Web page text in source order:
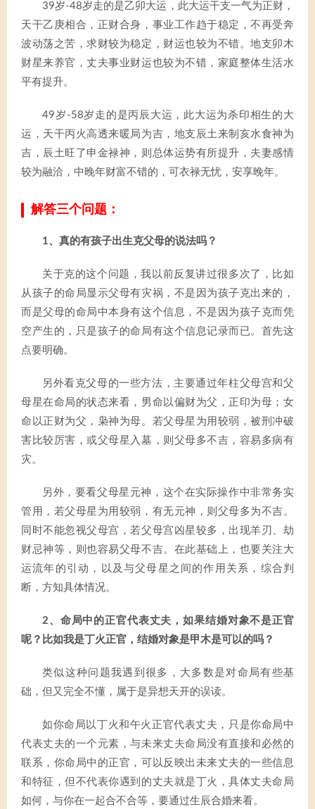
39岁-48岁走的是乙卯大运，此大运干支一气为正财，
天干乙庚相合，正财合身，事业工作趋于稳定，不再受奔
波动荡之苦，求财较为稳定，财运也较为不错。地支卯木
财星来养官，丈夫事业财运也较为不错，家庭整体生活水
平有提升。
49岁-58岁走的是丙辰大运，此大运为杀印相生的大
运，天干丙火高透来暖局为吉，地支辰土来制亥水食神为
吉，辰土旺了申金禄神，则总体运势有所提升，夫妻感情
较为融洽，中晚年财富不错的，可衣禄无忧，安享晚年。
解答三个问题：
1、真的有孩子出生克父母的说法吗？
关于克的这个问题，我以前反复讲过很多次了，比如
从孩子的命局显示父母有灾祸，不是因为孩子克出来的，
而是父母的命局中本身有这个信息，不是因为孩子克而凭
空产生的，只是孩子的命局有这个信息记录而已。首先这
点要明确。
另外看克父母的一些方法，主要通过年柱父母宫和父
母星在命局的状态来看，男命以偏财为父，正印为母；女
命以正财为父，枭神为母。若父母星为用较弱，被刑冲破
害比较厉害，或父母星入墓，则父母多不吉，容易多病有
灾。
另外，要看父母星元神，这个在实际操作中非常务实
管用，若父母星为用较弱，有无元神，则父母多为不吉。
同时不能忽视父母宫，若父母宫凶星较多，出现羊刃、劫
财忌神等，则也容易父母不吉。在此基础上，也要关注大
运流年的引动，以及与父母星之间的作用关系，综合判
断，方知具体情况。
2、命局中的正官代表丈夫，如果结婚对象不是正官
呢？比如我是丁火正官，结婚对象是甲木是可以的吗？
类似这种问题我遇到很多，大多数是对命局有些基
础，但又完全不懂，属于是异想天开的误读。
如你命局以丁火和午火正官代表丈夫，只是你命局中
代表丈夫的一个元素，与未来丈夫命局没有直接和必然的
联系，你命局中的正官，可以反映出未来丈夫的一些信息
和特征，但不代表你遇到的丈夫就是丁火，具体丈夫命局
如何，与你在一起合不合等，要通过生辰合婚来看。